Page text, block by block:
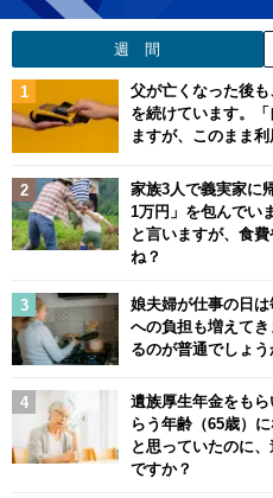
週 間
父が亡くなった後
を続けています。
ますが、このまま
家族3人で義実家に
1万円」を包んでい
と言いますが、食
ね？
娘夫婦が仕事の日
への負担も増えて
るのが普通でしょう
遺族厚生年金をも
らう年齢（65歳）
と思っていたのに
ですか？